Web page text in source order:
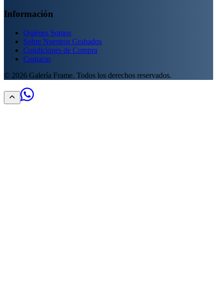
Información
Quiénes Somos
Sobre Nuestros Grabados
Condiciones de Compra
Contacto
© 2026 Galería Frame. Todos los derechos reservados.